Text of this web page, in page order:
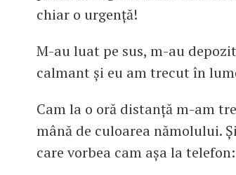
chiar o urgență!
M-au luat pe sus, m-au
calmant și eu am trecut în
Cam la o oră distanță m-am
mână de culoarea nămolului.
care vorbea cam așa la telefon: